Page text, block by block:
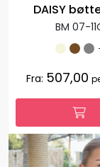
DAISY
BM 07-
Fra: 507,00